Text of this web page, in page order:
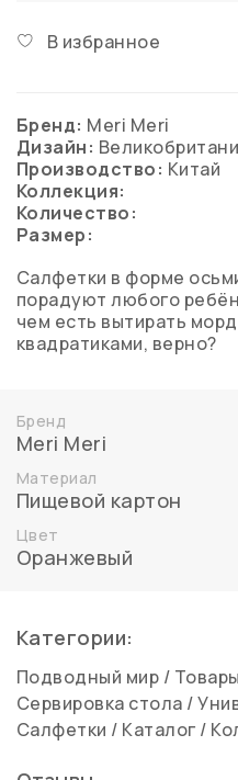
В избранное
Бренд: Meri Meri
Дизайн:
Производство: Китай
Коллекция:
Количество:
Размер:
Салфетки в форме
порадуют любого
чем есть вытирать
квадратиками, верно?
Бренд
Meri Meri
Материал
Пищевой картон
Цвет
Оранжевый
Категории:
Подводный мир /
Сервировка стола /
Салфетки / Каталог /